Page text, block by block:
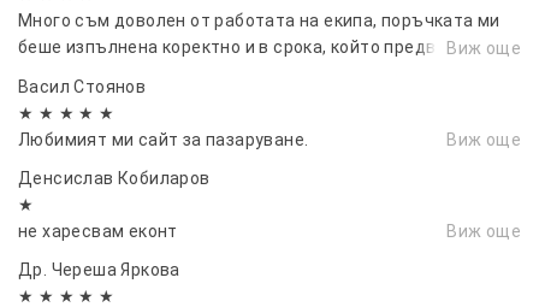
Много съм доволен от работата на екипа, поръчката ми
беше изпълнена коректно и в срока, който предварително
Виж още
Васил Стоянов
★ ★ ★ ★ ★
Любимият ми сайт за пазаруване.
Виж още
Денсислав Кобиларов
★
не харесвам еконт
Виж още
Др. Череша Яркова
★ ★ ★ ★ ★